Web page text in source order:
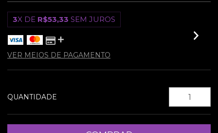
3X DE R$53,33 SEM JUROS
VER MEIOS DE PAGAMENTO
QUANTIDADE